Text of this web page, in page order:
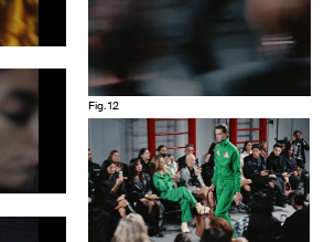
Fig. 12